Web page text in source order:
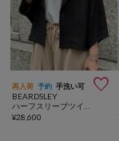
再入荷 予約 手洗い可 
BEARDSLEY
¥28,600